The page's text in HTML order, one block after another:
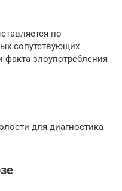
по
сопутствующих
факта злоупотребления
для диагностика